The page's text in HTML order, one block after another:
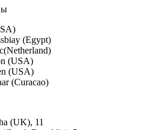
(Egypt)
(USA)
(USA)
(Curacao)
(UK), 11